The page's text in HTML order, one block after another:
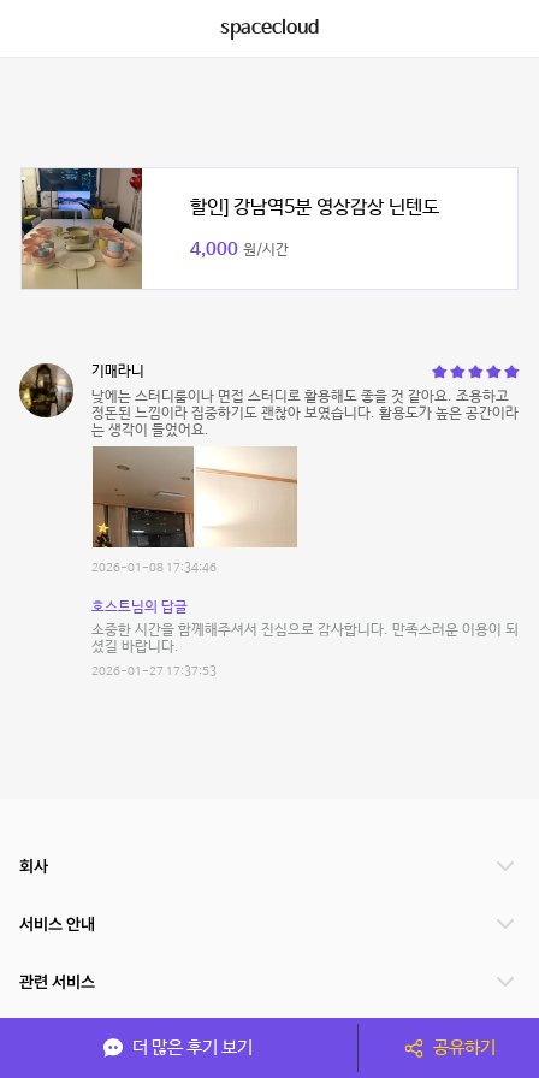
spacecloud
할인] 강남역5분 영상감상 닌텐도
4,000 원/시간
기매라니
낮에는 스터디룸이나 면접 스터디로 활용해도 좋을 것 같아요. 조용하고
정돈된 느낌이라 집중하기도 괜찮아 보였습니다. 활용도가 높은 공간이라
는 생각이 들었어요.
2026-01-08 17:34:46
호스트님의 답글
소중한 시간을 함께해주셔서 진심으로 감사합니다. 만족스러운 이용이 되
셨길 바랍니다.
2026-01-27 17:37:53
더 많은 후기 보기 공유하기
회사
서비스 안내
관련 서비스